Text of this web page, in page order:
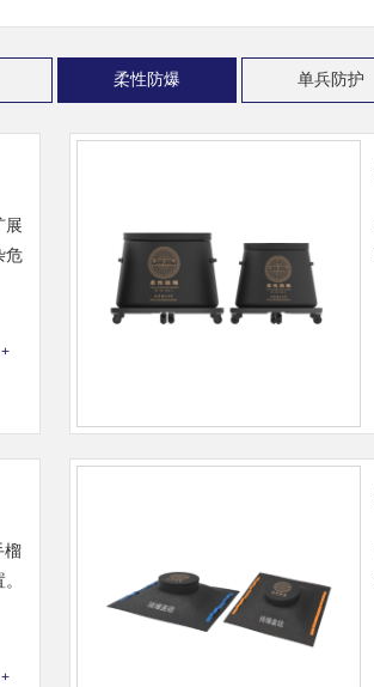
柔性防爆 单兵防护
展
危
榴